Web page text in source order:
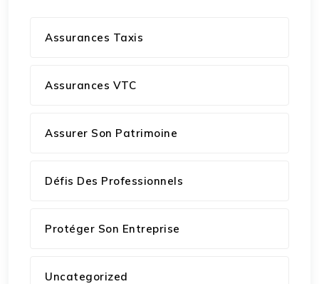
Assurances Taxis
Assurances VTC
Assurer Son Patrimoine
Défis Des Professionnels
Protéger Son Entreprise
Uncategorized